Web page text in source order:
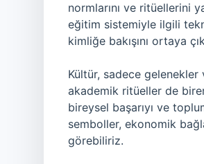
normlarını ve ritüellerini
eğitim sistemiyle ilgili
kimliğe bakışını ortaya
Kültür, sadece
akademik ritüeller de
bireysel başarıyı ve
semboller, ekonomik
görebiliriz.